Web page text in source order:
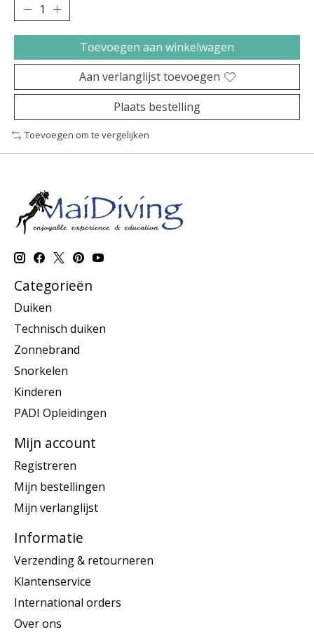
Toevoegen aan winkelwagen
Aan verlanglijst toevoegen
Plaats bestelling
Toevoegen om te vergelijken
Categorieën
Duiken
Technisch duiken
Zonnebrand
Snorkelen
Kinderen
PADI Opleidingen
Mijn account
Registreren
Mijn bestellingen
Mijn verlanglijst
Informatie
Verzending & retourneren
Klantenservice
International orders
Over ons